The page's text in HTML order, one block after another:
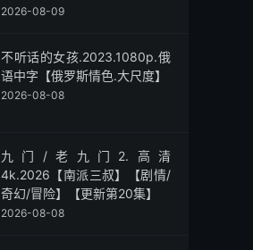
2026-08-09
不听话的女孩.2023.1080p.俄
语中字【俄罗斯情色.大尺度】
2026-08-08
九门/老九门2.高清
4k.2026【南派三叔】【剧情/
奇幻/冒险】【更新第20集】
2026-08-08